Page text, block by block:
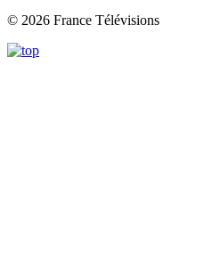
© 2026 France Télévisions